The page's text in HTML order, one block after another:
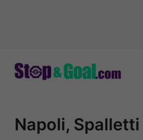
Napoli, Spalletti